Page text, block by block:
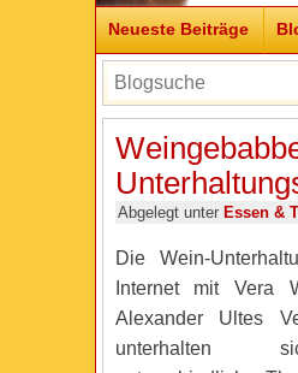
Neueste Beiträge
Abgelegt unter Essen &
Die Wein-
Internet mit Vera
Alexander Ultes
unterhalten